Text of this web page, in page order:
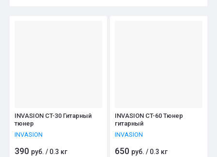
INVASION CT-30 Гитарный
тюнер
INVASION
390 руб. / 0.3 кг
INVASION CT-60 Тюнер
гитарный
INVASION
650 руб. / 0.3 кг